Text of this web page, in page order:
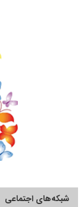
شبکه‌های اجتماعی